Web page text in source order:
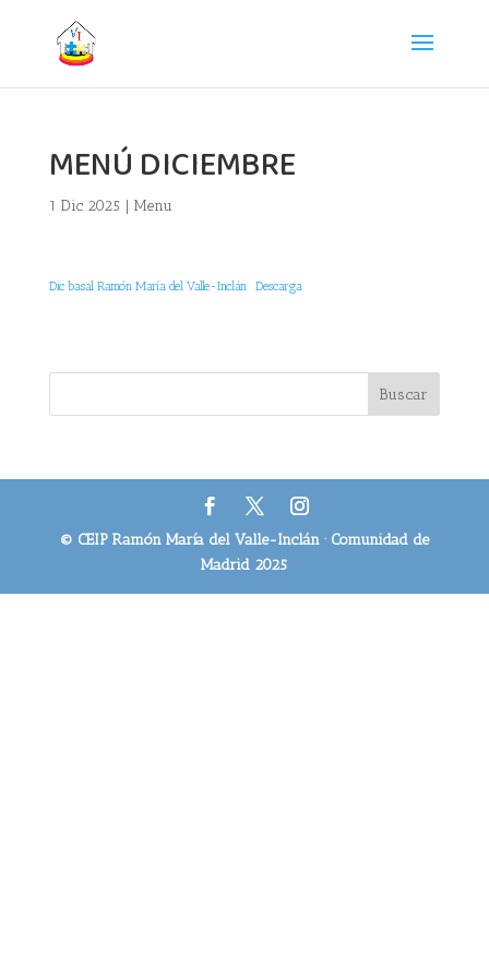
MENÚ DICIEMBRE
1 Dic 2025 | Menu
Dic basal Ramón María del Valle-Inclán Descarga
Buscar
© CEIP Ramón María del Valle-Inclán · Comunidad de
Madrid 2025